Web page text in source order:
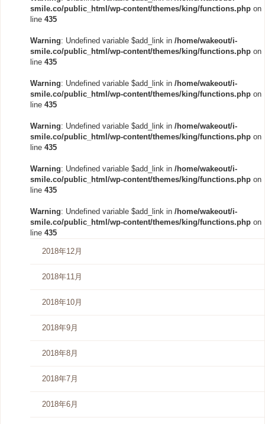
smile.co/public_html/wp-content/themes/king/functions.php on
line 435
Warning: Undefined variable $add_link in /home/wakeout/i-
smile.co/public_html/wp-content/themes/king/functions.php on
line 435
Warning: Undefined variable $add_link in /home/wakeout/i-
smile.co/public_html/wp-content/themes/king/functions.php on
line 435
Warning: Undefined variable $add_link in /home/wakeout/i-
smile.co/public_html/wp-content/themes/king/functions.php on
line 435
Warning: Undefined variable $add_link in /home/wakeout/i-
smile.co/public_html/wp-content/themes/king/functions.php on
line 435
Warning: Undefined variable $add_link in /home/wakeout/i-
smile.co/public_html/wp-content/themes/king/functions.php on
line 435
2018年12月
2018年11月
2018年10月
2018年9月
2018年8月
2018年7月
2018年6月